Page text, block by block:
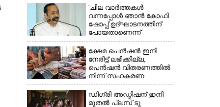
'ചില വാർത്തകൾ
വന്നപ്പോൾ ഞാൻ കോഫി
ഷോപ്പ് ഉദ്ഘാടനത്തിന്
പോയതാണെന്ന്
വിചാരിച്ചു, 400 കോടിയുടെ
പ്രോജക്ടാണ് അത്'
ക്ഷേമ പെൻഷൻ ഇനി
നേരിട്ട് ലഭിക്കില്ല,​
പെൻഷൻ വിതരണത്തിൽ
നിന്ന് സഹകരണ
ബാങ്കുകളെ ഒഴിവാക്കി
ഡിഗ്രി അഡ്മിഷന് ഇനി
മുതൽ പ്ലസ് ടു
×